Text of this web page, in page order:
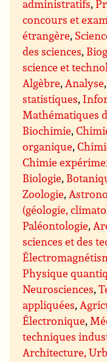
administratifs,
concours et
étrangère,
des sciences,
science et
Algèbre, Analyse
statistiques,
Mathématiques
Biochimie,
organique,
Chimie
Biologie,
Zoologie,
(géologie,
Paléontologie,
sciences et des
Physique
Neurosciences,
appliquées,
Électronique,
techniques
Architecture,